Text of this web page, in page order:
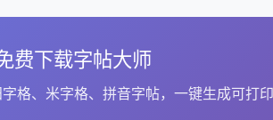
费下载字帖大师
格、米字格、拼音字帖，一键生成可打